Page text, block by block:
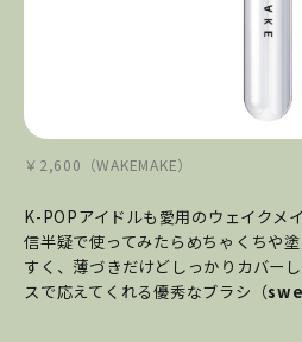
￥2,600（WAKEMAKE）
K-POPアイドルも愛用のウェイクメ
信半疑で使ってみたらめちゃくちや
すく、薄づきだけどしっかりカバー
スで応えてくれる優秀なブラシ（